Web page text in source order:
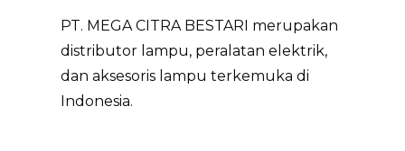
PT. MEGA CITRA BESTARI merupakan
distributor lampu, peralatan elektrik,
dan aksesoris lampu terkemuka di
Indonesia.